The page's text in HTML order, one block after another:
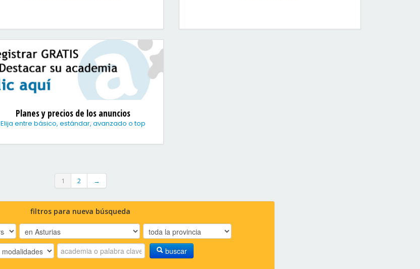
Planes y precios de los anuncios
Elija entre básico, estándar, avanzado o top
1 2 →
filtros para nueva búsqueda
buscar